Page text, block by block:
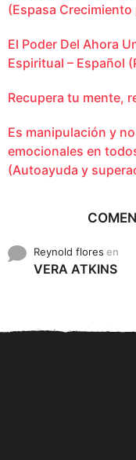
(Espasa
El Poder Del Ahora
Espiritual – Español
Recupera tu mente,
Es manipulación y
emocionales en
(Autoayuda y
Reynold flores en
VERA ATKINS